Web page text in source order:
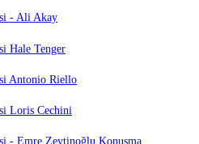
- Ali Akay
Hale Tenger
Antonio Riello
Loris Cechini
- Emre Zeytinoğlu Konuşma